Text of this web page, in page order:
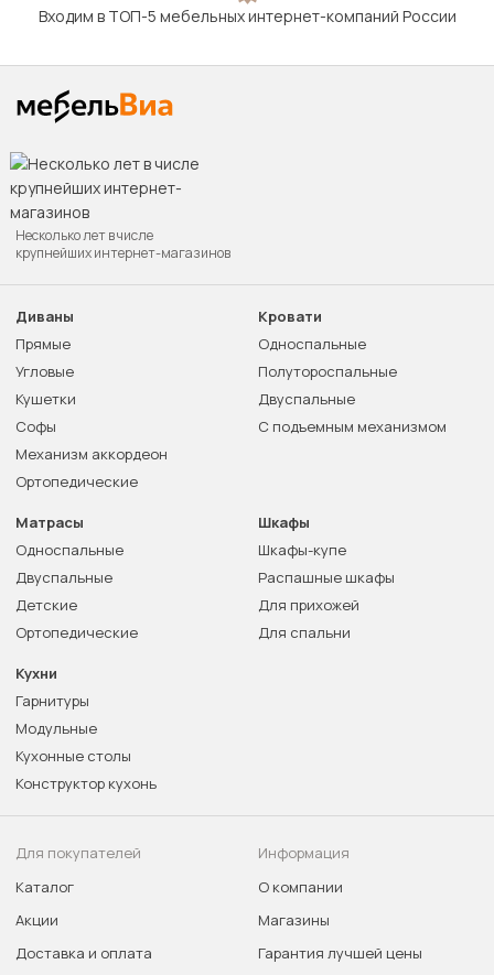
Входим в ТОП-5 мебельных интернет-компаний России
Несколько лет в числе
крупнейших интернет-магазинов
Диваны
Прямые
Угловые
Кушетки
Софы
Механизм аккордеон
Ортопедические
Кровати
Односпальные
Полутороспальные
Двуспальные
С подъемным механизмом
Матрасы
Односпальные
Двуспальные
Детские
Ортопедические
Шкафы
Шкафы-купе
Распашные шкафы
Для прихожей
Для спальни
Кухни
Гарнитуры
Модульные
Кухонные столы
Конструктор кухонь
Для покупателей
Каталог
Акции
Доставка и оплата
Информация
О компании
Магазины
Гарантия лучшей цены